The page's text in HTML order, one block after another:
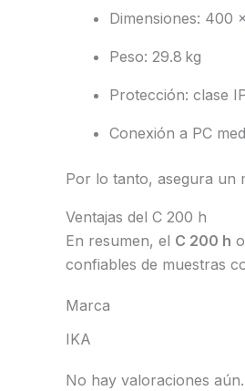
Dimensiones: 400
Peso: 29.8 kg
Protección: clase
Conexión a PC
Por lo tanto, asegura un
Ventajas del C 200 h
En resumen, el C 200 h
confiables de muestras
Marca
IKA
No hay valoraciones aún.